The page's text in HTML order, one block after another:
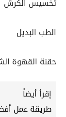
تخسيس الكرش
الطب البديل
حقنة القهوة
إقرأ أيضاً
طريقة عمل